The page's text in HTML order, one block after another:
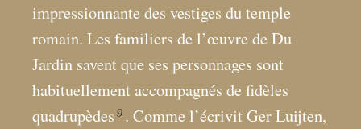
impressionnante des vestiges du temple
romain. Les familiers de l’œuvre de Du
Jardin savent que ses personnages sont
habituellement accompagnés de fidèles
quadrupèdes 9 . Comme l’écrivit Ger Luijten,